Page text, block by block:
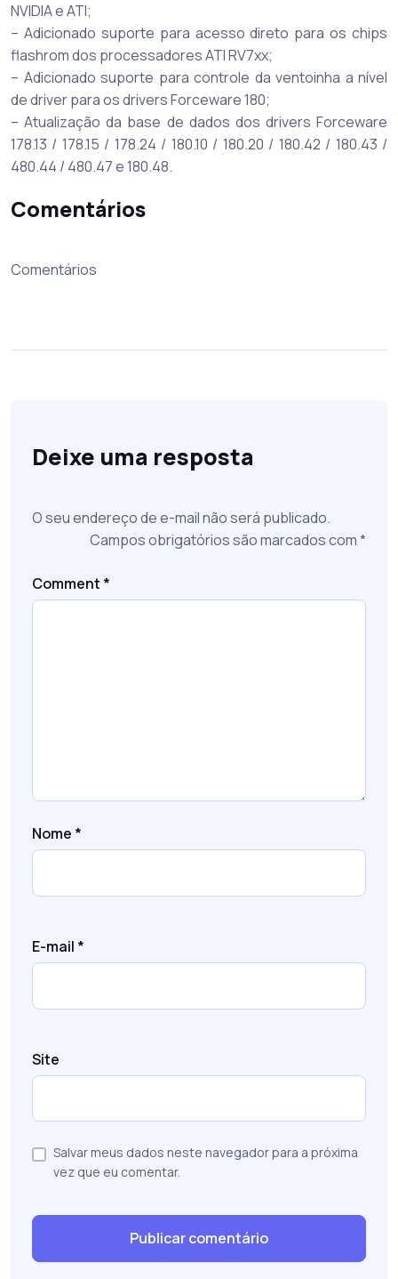
NVIDIA e ATI;
– Adicionado suporte para acesso direto para os chips
flashrom dos processadores ATI RV7xx;
– Adicionado suporte para controle da ventoinha a nível
de driver para os drivers Forceware 180;
– Atualização da base de dados dos drivers Forceware
178.13 / 178.15 / 178.24 / 180.10 / 180.20 / 180.42 / 180.43 /
480.44 / 480.47 e 180.48.
Comentários
Comentários
Deixe uma resposta
O seu endereço de e-mail não será publicado.
Campos obrigatórios são marcados com*
Comment *
Nome *
E-mail *
Site
Salvar meus dados neste navegador para a próxima
vez que eu comentar.